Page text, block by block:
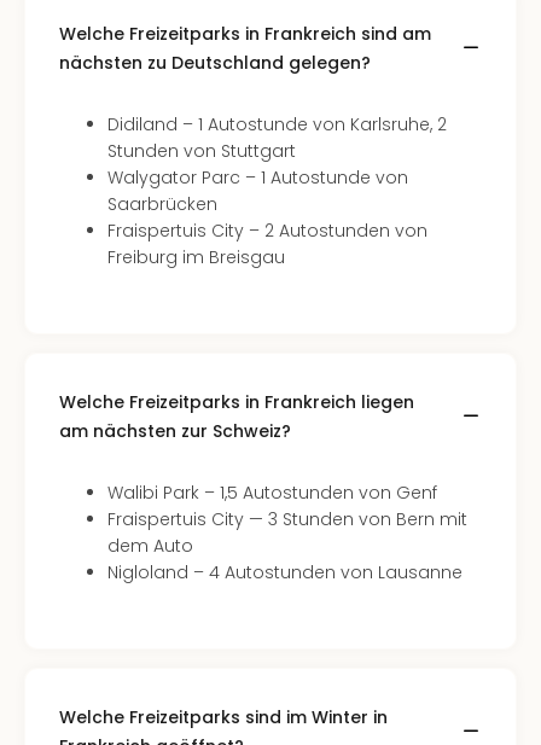
Welche Freizeitparks in Frankreich sind am
nächsten zu Deutschland gelegen?
Didiland – 1 Autostunde von Karlsruhe, 2
Stunden von Stuttgart
Walygator Parc – 1 Autostunde von
Saarbrücken
Fraispertuis City – 2 Autostunden von
Freiburg im Breisgau
Welche Freizeitparks in Frankreich liegen
am nächsten zur Schweiz?
Walibi Park – 1,5 Autostunden von Genf
Fraispertuis City — 3 Stunden von Bern mit
dem Auto
Nigloland – 4 Autostunden von Lausanne
Welche Freizeitparks sind im Winter in